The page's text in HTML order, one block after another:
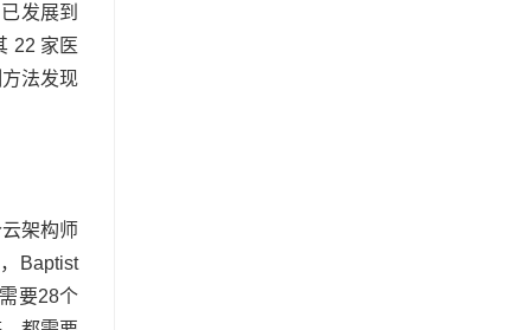
发展到
22 家医
法发现
架构师
Baptist
要28个